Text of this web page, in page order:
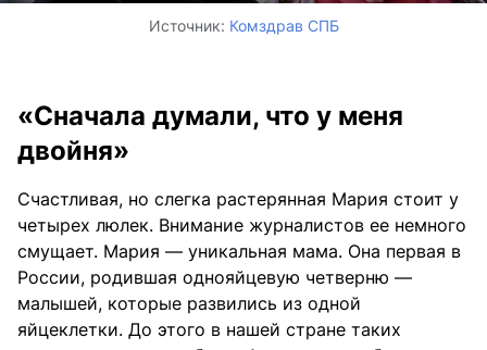
Источник: Комздрав СПБ
«Сначала думали, что у меня
двойня»
Счастливая, но слегка растерянная Мария стоит у
четырех люлек. Внимание журналистов ее немного
смущает. Мария — уникальная мама. Она первая в
России, родившая однояйцевую четверню —
малышей, которые развились из одной
яйцеклетки. До этого в нашей стране таких